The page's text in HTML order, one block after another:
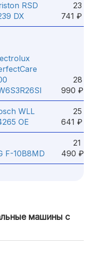
RSD
DX
23
741 ₽
28
990 ₽
WLL
OE
25
641 ₽
F-10B8MD
21
490 ₽
машины с